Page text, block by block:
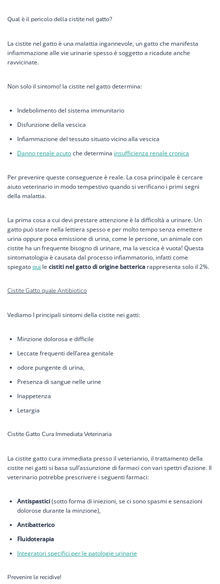
Qual è il pericolo della cistite nel gatto?
La cistite nel gatto è una malattia ingannevole, un gatto che manifesta
infiammazione alle vie urinarie spesso è soggetto a ricadute anche
ravvicinate.
Non solo il sintomo! la cistite nel gatto determina:
Indebolimento del sistema immunitario
Disfunzione della vescica
Infiammazione del tessuto situato vicino alla vescica
Danno renale acutoche determina insufficienza renale cronica
Per prevenire queste conseguenze è reale. La cosa principale è cercare
aiuto veterinario in modo tempestivo quando si verificano i primi segni
della malattia.
La prima cosa a cui devi prestare attenzione è la difficoltà a urinare. Un
gatto può stare nella lettiera spesso e per molto tempo senza emettere
urina oppure poca emissione di urina, come le persone, un animale con
cistite ha un frequente bisogno di urinare, ma la vescica è vuota! Questa
sintomatologia è causata dal processo infiammatorio, infatti come
spiegatoqui le cistiti nel gatto di origine batterica rappresenta solo il 2%.
Cistite Gatto quale Antibiotico
Vediamo I principali sintomi della cistite nei gatti:
Minzione dolorosa e difficile
Leccate frequenti dell’area genitale
odore pungente di urina,
Presenza di sangue nelle urine
Inappetenza
Letargia
Cistite Gatto Cura Immediata Veterinaria
La cistite gatto cura immediata presso il veterianrio, il trattamento della
cistite nei gatti si basa sull’assunzione di farmaci con vari spettri d’azione. Il
veterinario potrebbe prescrivere i seguenti farmaci:
Antispastici(sotto forma di iniezioni, se ci sono spasmi e sensazioni
dolorose durante la minzione),
Antibatterico
Fluidoterapia
Integratori specifici per le patologie urinarie
Prevenire le recidive!